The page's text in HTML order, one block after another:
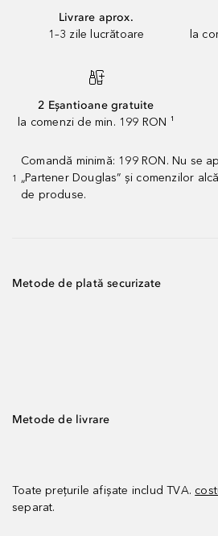
Livrare aprox.
1–3 zile lucrătoare
la
2 Eșantioane gratuite
la comenzi de min. 199 RON ¹
1
Comandă minimă: 199 RON. Nu se
„Partener Douglas” și comenzilor
de produse.
Metode de plată securizate
Metode de livrare
Toate prețurile afișate includ TVA.
separat.